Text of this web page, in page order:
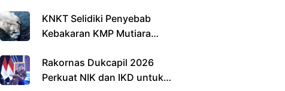
KNKT Selidiki Penyebab
Kebakaran KMP Mutiara
Resmi Berakhir
Rakornas Dukcapil 2026
Perkuat NIK dan IKD untuk